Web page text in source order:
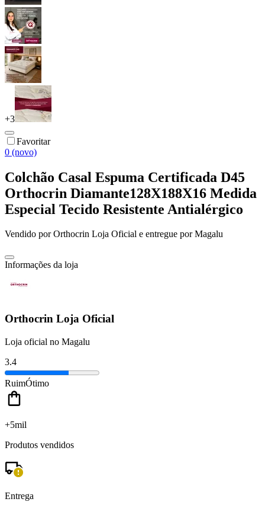
+3
Favoritar
0 (novo)
Colchão Casal Espuma Certificada D45
Orthocrin Diamante128X188X16 Medida
Especial Tecido Resistente Antialérgico
Vendido porOrthocrin Loja Oficial e entregue por Magalu
Informações da loja
Orthocrin Loja Oficial
Loja oficial no Magalu
3.4
RuimÓtimo
+5mil
Produtos vendidos
Entrega